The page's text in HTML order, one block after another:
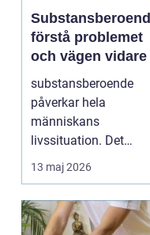
förstå problemet
och vägen vidare
substansberoende
påverkar hela
människans
livssituation. Det
handlar sällan bara
om alkohol, narkoti...
13 maj 2026